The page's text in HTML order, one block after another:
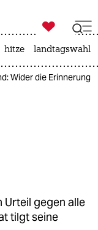

taz zahl ich
hitze landtagswahl
Wider die Erinnerung
Urteil gegen alle
tilgt seine